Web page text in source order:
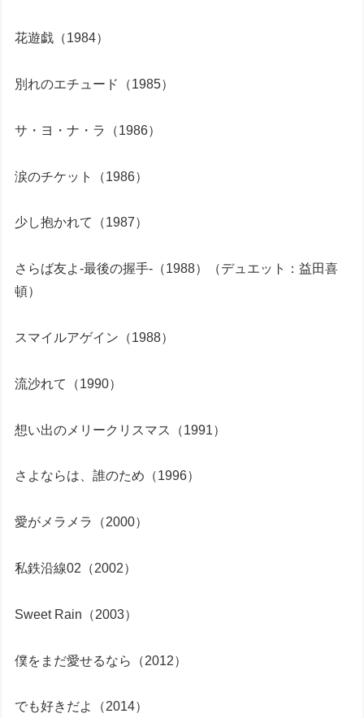
花遊戯（1984）
別れのエチュード（1985）
サ・ヨ・ナ・ラ（1986）
涙のチケット（1986）
少し抱かれて（1987）
さらば友よ-最後の握手-（1988）（デュエット：益田喜
頓）
スマイルアゲイン（1988）
流沙れて（1990）
想い出のメリークリスマス（1991）
さよならは、誰のため（1996）
愛がメラメラ（2000）
私鉄沿線02（2002）
Sweet Rain（2003）
僕をまだ愛せるなら（2012）
でも好きだよ（2014）